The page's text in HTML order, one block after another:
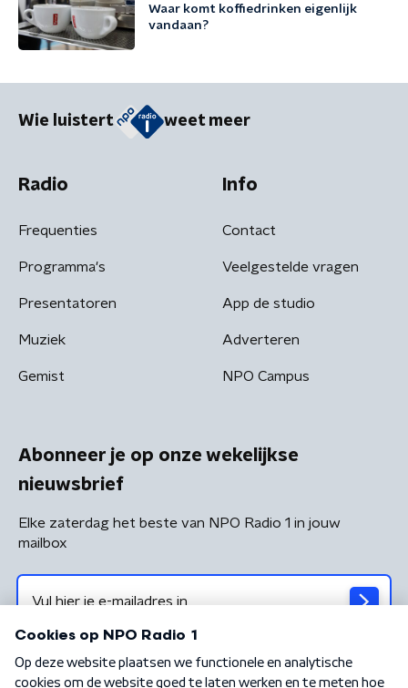
Waar komt koffiedrinken eigenlijk
vandaan?
Wie luistert weet meer
Radio
Frequenties
Programma's
Presentatoren
Muziek
Gemist
Info
Contact
Veelgestelde vragen
App de studio
Adverteren
NPO Campus
Abonneer je op onze wekelijkse
nieuwsbrief
Elke zaterdag het beste van NPO Radio 1 in jouw
mailbox